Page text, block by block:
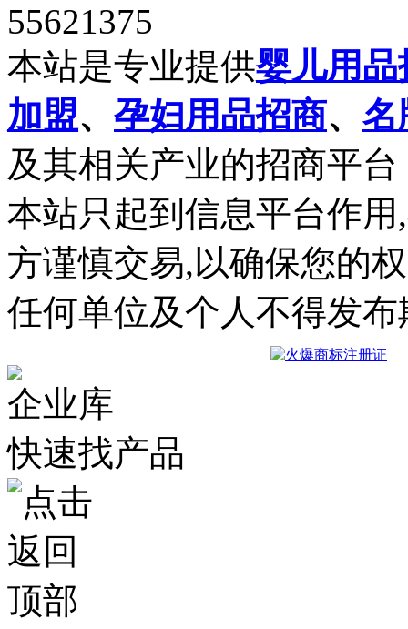
55621375
本站是专业提供婴儿用品
加盟、 孕妇用品招商、 名
及其相关产业的招商平台
本站只起到信息平台作
方谨慎交易,以确保您的
任何单位及个人不得发
企业库
快速找产品